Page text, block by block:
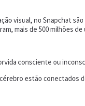
visual, no Snapchat
mais de 500 milhões
consciente ou
estão